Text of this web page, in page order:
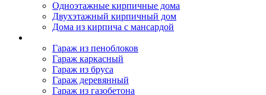
Одноэтажные кирпичные дома
Двухэтажный кирпичный дом
Дома из кирпича с мансардой
Гараж из пеноблоков
Гараж каркасный
Гараж из бруса
Гараж деревянный
Гараж из газобетона